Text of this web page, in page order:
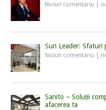
Niciun comentariu
Sun Leader: Sfaturi
Niciun comentariu
Sanito – Soluții
afacerea ta